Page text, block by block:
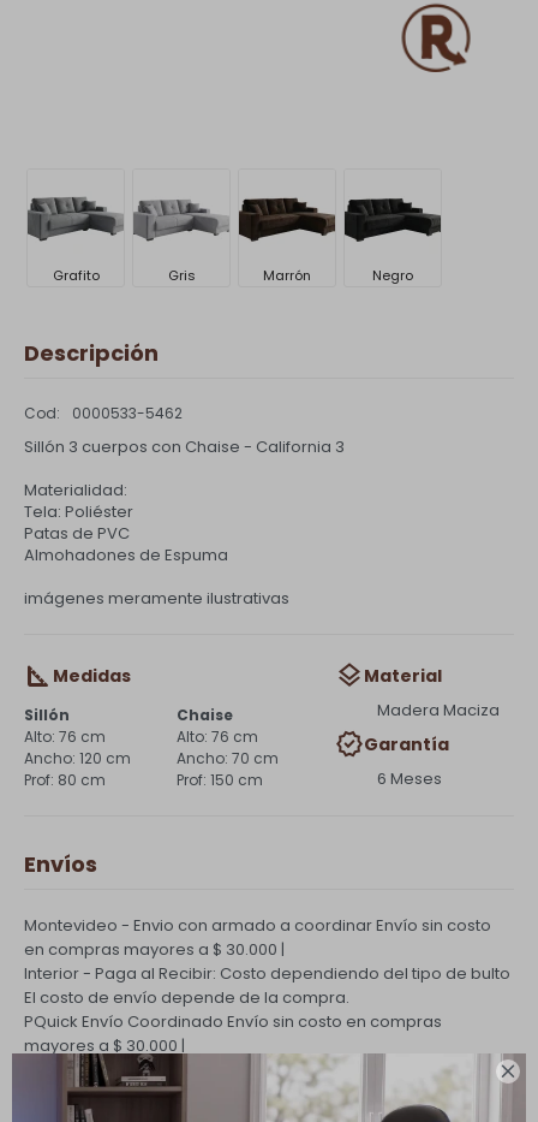

Grafito Gris Marrón Negro
Descripción
0000533-5462
Sillón 3 cuerpos con Chaise - California 3
Materialidad:
Tela: Poliéster
Patas de PVC
Almohadones de Espuma
imágenes meramente ilustrativas
Medidas
Sillón
76 cm
120 cm
80 cm
Chaise
76 cm
70 cm
150 cm
Material
Madera Maciza
Garantía
6 Meses
Envíos
Montevideo - Envio con armado a coordinarEnvío sin costo
en compras mayores a $ 30.000 |
Interior - Paga al Recibir: Costo dependiendo del tipo de bulto
El costo de envío depende de la compra.
PQuick Envío Coordinado Envío sin costo en compras
mayores a $ 30.000 |
Cambios y Devoluciones